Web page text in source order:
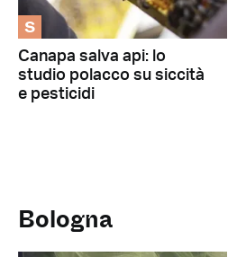
S
Canapa salva api: lo
studio polacco su siccità
e pesticidi
Bologna